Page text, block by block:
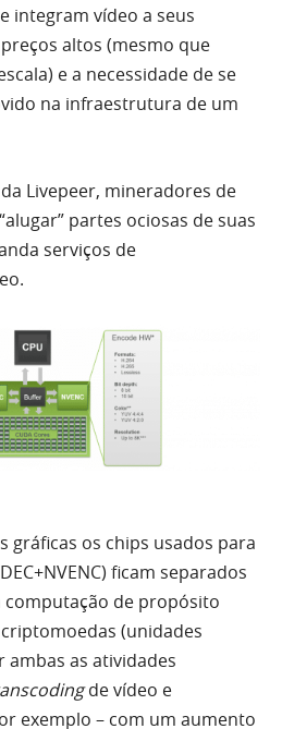
integram vídeo a seus
altos (mesmo que
e a necessidade de se
na infraestrutura de um
Livepeer, mineradores de
partes ociosas de suas
serviços de
gráficas os chips usados para
ficam separados
computação de propósito
(unidades
ambas as atividades
de vídeo e
exemplo – com um aumento